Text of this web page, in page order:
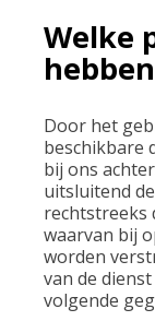
Welke
Door het
beschikbare
bij ons
uitsluitend
rechtstreeks
waarvan bij
worden
van de
volgende